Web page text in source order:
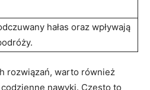
‍hałas oraz wpływają
rozwiązań, ​warto również
nawyki. Często‍ to